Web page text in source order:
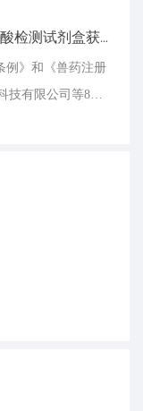
例》和《兽药注册
技有限公司等8家
药，核发